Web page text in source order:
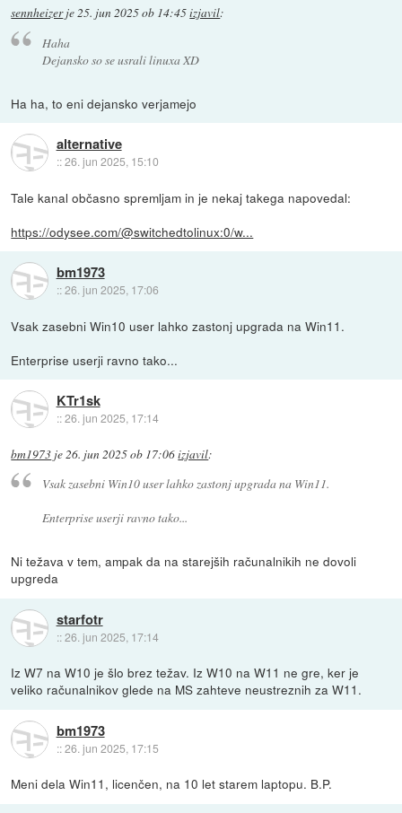
sennheizerje25. jun 2025 ob 14:45izjavil:
Haha
Dejansko so se usrali linuxa XD
Ha ha, to eni dejansko verjamejo
alternative
::26. jun 2025, 15:10
Tale kanal občasno spremljam in je nekaj takega napovedal:
https://odysee.com/@switchedtolinux:0/w...
bm1973
::26. jun 2025, 17:06
Vsak zasebni Win10 user lahko zastonj upgrada na Win11.
Enterprise userji ravno tako...
KTr1sk
::26. jun 2025, 17:14
bm1973 je26. jun 2025 ob 17:06izjavil:
Vsak zasebni Win10 user lahko zastonj upgrada na Win11.
Enterprise userji ravno tako...
Ni težava v tem, ampak da na starejših računalnikih ne dovoli
upgreda
starfotr
::26. jun 2025, 17:14
Iz W7 na W10 je šlo brez težav. Iz W10 na W11 ne gre, ker je
veliko računalnikov glede na MS zahteve neustreznih za W11.
bm1973
::26. jun 2025, 17:15
Meni dela Win11, licenčen, na 10 let starem laptopu. B.P.